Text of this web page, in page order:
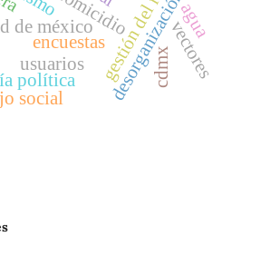
usuarios
encuestas
de méxico
cdmx
política
agua
social
vectores